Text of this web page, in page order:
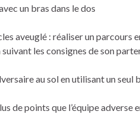
un bras dans le dos
aveuglé : réaliser un parcours
les consignes de son
au sol en utilisant un seul
de points que l’équipe adverse